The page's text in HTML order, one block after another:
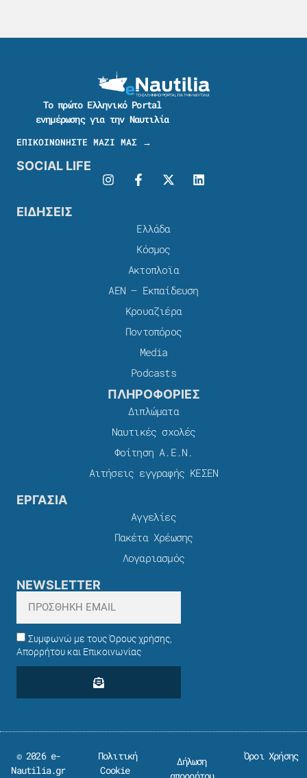
Το πρώτο Ελληνικό Portal
ενημέρωσης για την Ναυτιλία
ΕΠΙΚΟΙΝΩΝΗΣΤΕ ΜΑΖΙ ΜΑΣ →
SOCIAL LIFE
ΕΙΔΗΣΕΙΣ
Ελλάδα
Κόσμος
Ακτοπλοϊα
ΑΕΝ – Εκπαίδευση
Κρουαζιέρα
Ποντοπόρος
Media
Podcasts
ΠΛΗΡΟΦΟΡΙΕΣ
Διπλώματα
Ναυτικές σχολές
Φοίτηση Α.Ε.Ν.
Αιτήσεις εγγραφής ΚΕΣΕΝ
ΕΡΓΑΣΙΑ
Αγγελίες
Πακέτα Χρέωσης​
Λογαριασμός
NEWSLETTER
Συμφωνώ με τους Όρους χρήσης,
Απορρήτου και Επικοινωνίας
© 2026 e-
Nautilia.gr
Πολιτική
Cookie
Δήλωση
Όροι Χρήσης